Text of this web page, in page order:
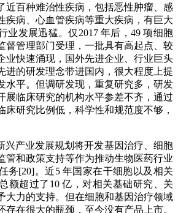
近百种难治性疾病，包括恶性肿瘤、感
疾病、心血管疾病等重大疾病，有巨大
业发展迅猛。仅2017 年后，49 项细胞
督管理部门受理，一批具有高起点、较
业快速涌现，国外先进企业、行业巨头
进的研发理念带进国内，很大程度上提
水平。但调研发现，重复研究多，研发
展临床研究的机构水平参差不齐，通过
床研究比例低，科学性和规范度不够，
兴产业发展规划将开发基因治疗、细胞
管和政策支持等作为推动生物医药行业
务[20]。近5 年国家在干细胞以及相关
额超过了10 亿，对相关基础研究、关
大力的支持。但在细胞和基因治疗领域
存在很大的瓶颈，至今没有产品上市。